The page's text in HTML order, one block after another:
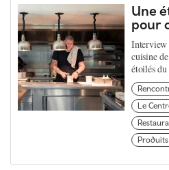
Une
pour
Interview
cuisine
étoilés
Le